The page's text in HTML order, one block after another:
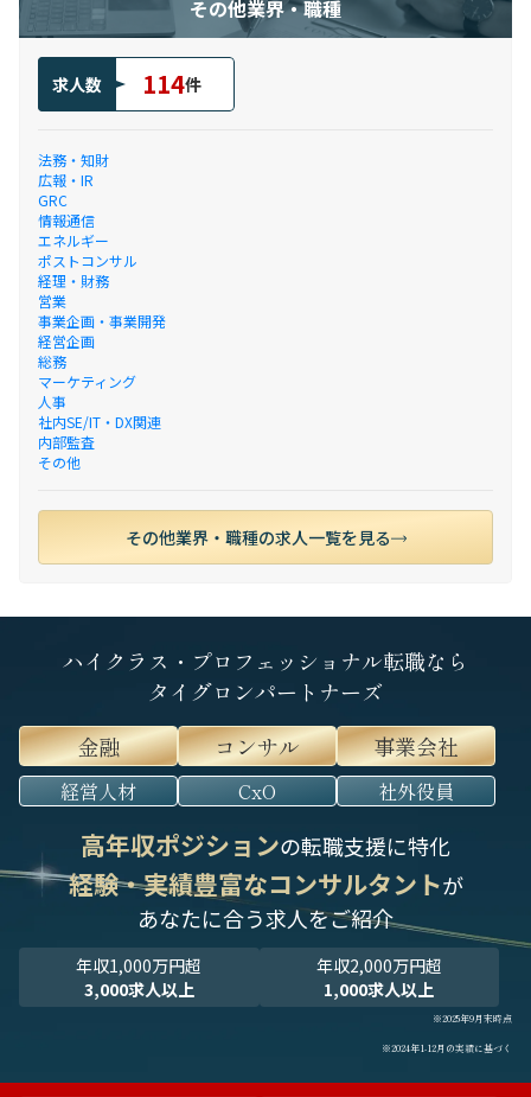
その他業界・職種
求人数 114件
法務・知財
広報・IR
GRC
情報通信
エネルギー
ポストコンサル
経理・財務
営業
事業企画・事業開発
経営企画
総務
マーケティング
人事
社内SE/IT・DX関連
内部監査
その他
その他業界・職種の求人一覧を見る
ハイクラス・プロフェッショナル転職なら
タイグロンパートナーズ
金融
コンサル 事業会社
経営人材 CxO 社外役員
高年収ポジションの転職支援に特化
経験・実績豊富なコンサルタントが
あなたに合う求人をご紹介
年収1,000万円超
3,000求人以上
年収2,000万円超
1,000求人以上
※2025年9月末時点
※2024年1-12月の実績に基づく